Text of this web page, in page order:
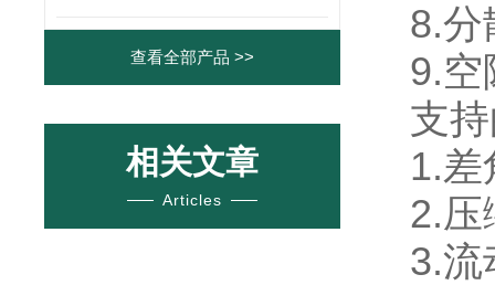
查看全部产品 >>
相关文章
Articles
8.
9.
支
1.
2.
3.